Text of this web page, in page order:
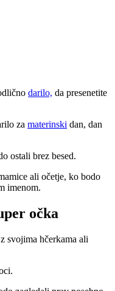
darilo, da presenetite
za materinski dan, dan
ostali brez besed.
ali očetje, ko bodo
imenom.
očka
svojima hčerkama ali